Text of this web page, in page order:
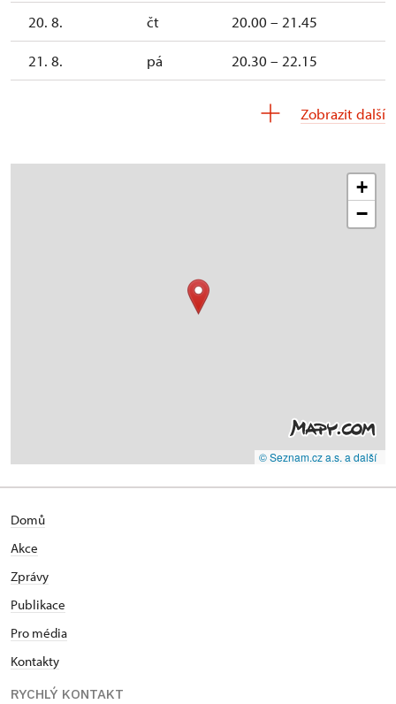
20. 8. čt 20.00 – 21.45
21. 8. pá 20.30 – 22.15
20.30 – 22.15
Zobrazit další
+
−
© Seznam.cz a.s. a další
Domů
Akce
Zprávy
Publikace
Pro média
Kontakty
RYCHLÝ KONTAKT